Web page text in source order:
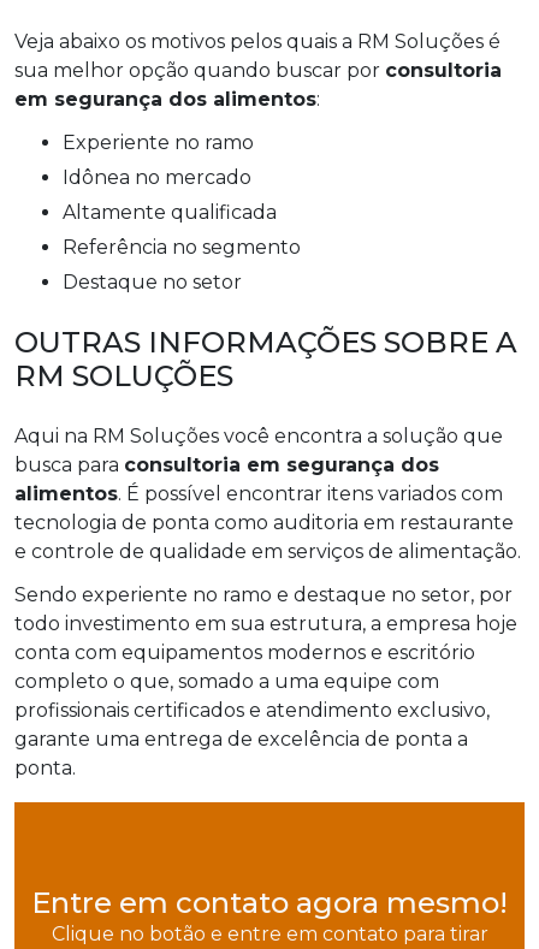
Veja abaixo os motivos pelos quais a RM Soluções é
sua melhor opção quando buscar por consultoria
em segurança dos alimentos:
experiente no ramo
idônea no mercado
altamente qualificada
referência no segmento
destaque no setor
OUTRAS INFORMAÇÕES SOBRE A
RM SOLUÇÕES
Aqui na RM Soluções você encontra a solução que
busca para consultoria em segurança dos
alimentos. É possível encontrar itens variados com
tecnologia de ponta como auditoria em restaurante
e controle de qualidade em serviços de alimentação.
Sendo experiente no ramo e destaque no setor, por
todo investimento em sua estrutura, a empresa hoje
conta com equipamentos modernos e escritório
completo o que, somado a uma equipe com
profissionais certificados e atendimento exclusivo,
garante uma entrega de excelência de ponta a
ponta.
Entre em contato agora mesmo!
Clique no botão e entre em contato para tirar